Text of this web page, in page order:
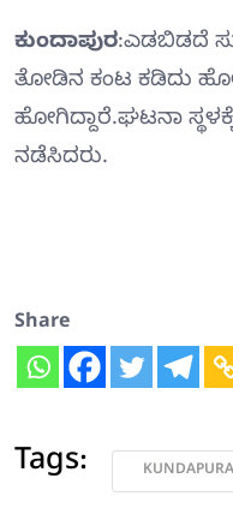
ಕುಂದಾಪುರ:ಎಡಬಿಡದೆ
ತೋಡಿನ ಕಂಟ ಕಡಿದು ಹೋಗಿ
ಹೋಗಿದ್ದಾರೆ.ಘಟನಾ
ನಡೆಸಿದರು.
Share
Tags: